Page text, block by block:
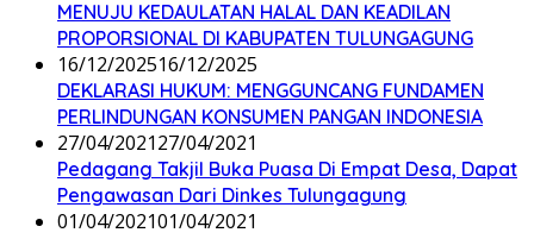
MENUJU KEDAULATAN HALAL DAN KEADILAN
PROPORSIONAL DI KABUPATEN TULUNGAGUNG
16/12/202516/12/2025
DEKLARASI HUKUM: MENGGUNCANG FUNDAMEN
PERLINDUNGAN KONSUMEN PANGAN INDONESIA
27/04/202127/04/2021
Pedagang Takjil Buka Puasa Di Empat Desa, Dapat
Pengawasan Dari Dinkes Tulungagung
01/04/202101/04/2021